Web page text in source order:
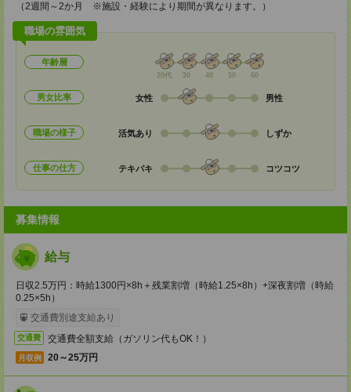
（2週間～2か月 ※施設・経験により期間が異なります。）
職場の雰囲気
年齢層
20代 30 40 50 60
男女比率 女性 男性
職場の様子 活気あり しずか
仕事の仕方 テキパキ コツコツ
募集情報
給与
日収2.5万円：時給1300円×8h＋残業割増（時給1.25×8h）+深夜割増（時給
0.25×5h）
交通費別途支給あり
交通費 交通費全額支給（ガソリン代もOK！）
月収例 20～25万円